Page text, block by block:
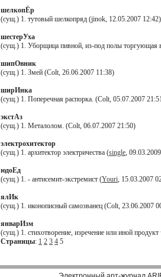
шелкопЁр
(сущ.) 1. тутовый шелкопряд (jinok, 12.05.2007 12:42)
шестерУха
(сущ.) 1. Уборщица пивной, из-под полы торгующая
шипОвник
(сущ.) 1. Змей (Colt, 26.06.2007 11:38)
ширИнка
(сущ.) 1. Поперечная распорка. (Colt, 05.07.2007
экстАз
(сущ.) 1. Металолом. (Colt, 06.07.2007 21:50)
электрохитектор
(сущ.) 1. архитектор электричества (single,
юдоЕд
(сущ.) 1. - антисемит-экстремист (Youri, 15.03.2007
ялИк
(сущ.) 1. иконописный самозванец (Colt, 23.06.2007
январИзм
(сущ.) 1. стихотворение, изречение или иной
Страницы: 1 2 3 4 5